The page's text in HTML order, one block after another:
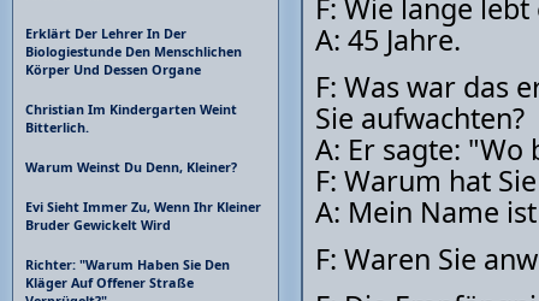
F: Wie lange
A: 45 Jahre.
F: Was war das
Sie aufwachten?
A: Er sagte: "Wo
F: Warum hat
A: Mein Name
F: Waren Sie
Erklärt Der Lehrer In Der
Biologiestunde Den Menschlichen
Körper Und Dessen Organe
Christian Im Kindergarten Weint
Bitterlich.
Warum Weinst Du Denn, Kleiner?
Evi Sieht Immer Zu, Wenn Ihr Kleiner
Bruder Gewickelt Wird
Richter: "Warum Haben Sie Den
Kläger Auf Offener Straße